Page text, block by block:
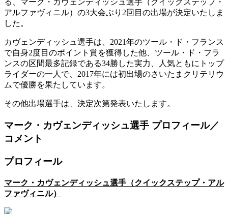
る、マーク・カヴェンディッシュ選手（クイックステップ・
アルファヴィニル）の3大会ぶり2回目の出場が決定いたしま
した。
カヴェンディッシュ選手は、2021年のツール・ド・フランス
で自身2度目のポイント賞を獲得した他、ツール・ド・フラ
ンスの区間最多記録である34勝した実力、人気ともにトップ
ライダーの一人で、2017年には初出場のさいたまクリテリウ
ムで優勝を果たしています。
その他出場選手は、決定次第発表いたします。
マーク・カヴェンディッシュ選手 プロフィール／
コメント
プロフィール
マーク・カヴェンディッシュ選手（クイックステップ・アル
ファヴィニル）